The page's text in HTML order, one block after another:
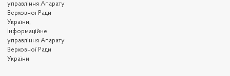
управління Апарату
Верховної Ради
України,
Інформаційне
управління Апарату
Верховної Ради
України